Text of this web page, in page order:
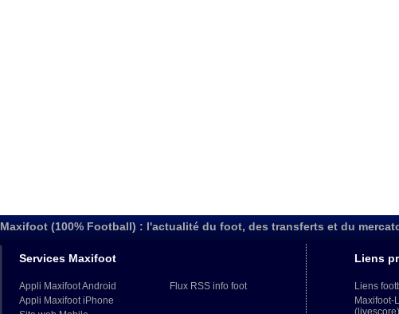
Maxifoot (100% Football) : l'actualité du foot, des transferts et du
Services Maxifoot
Appli Maxifoot Android
Appli Maxifoot iPhone
Flux RSS info foot
Liens
Liens
Maxifoot-
(livescore)